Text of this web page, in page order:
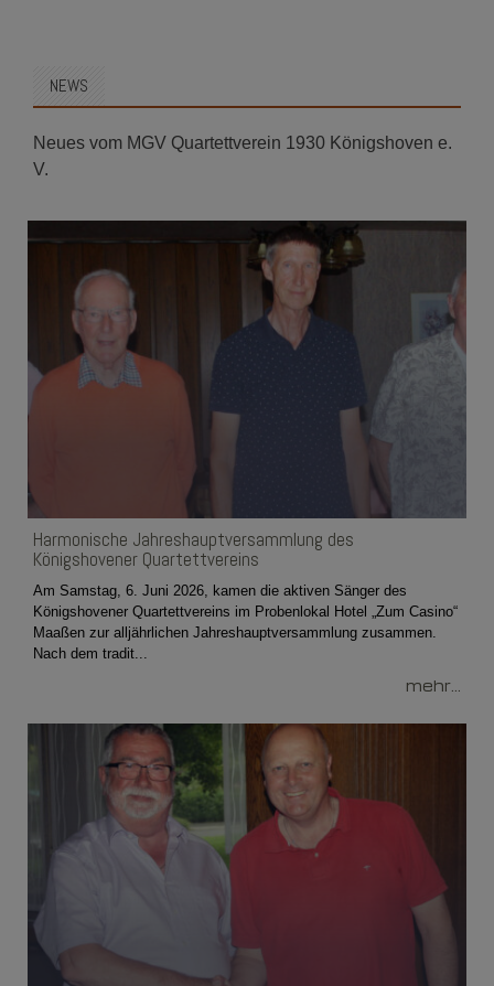
NEWS
Neues vom MGV Quartettverein 1930 Königshoven e.
V.
Harmonische Jahreshauptversammlung des
Königshovener Quartettvereins
Am Samstag, 6. Juni 2026, kamen die aktiven Sänger des
Königshovener Quartettvereins im Probenlokal Hotel „Zum Casino“
Maaßen zur alljährlichen Jahreshauptversammlung zusammen.
Nach dem tradit...
mehr...